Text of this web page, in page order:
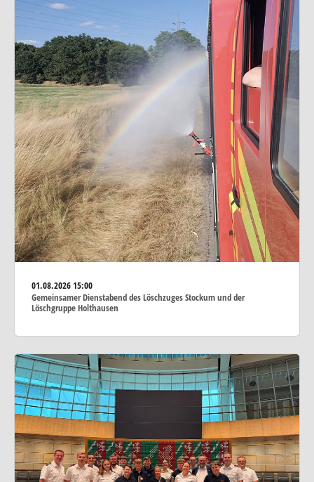
01.08.202615:00
Gemeinsamer Dienstabend des Löschzuges Stockum und der
Löschgruppe Holthausen